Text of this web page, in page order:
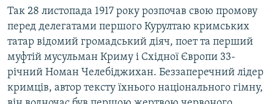
Так 28 листопада 1917 року розпочав свою промову
перед делегатами першого Курултаю кримських
татар відомий громадський діяч, поет та перший
муфтій мусульман Криму і Східної Європи 33-
річний Номан Челебіджихан. Беззаперечний лідер
кримців, автор тексту їхнього національного гімну,